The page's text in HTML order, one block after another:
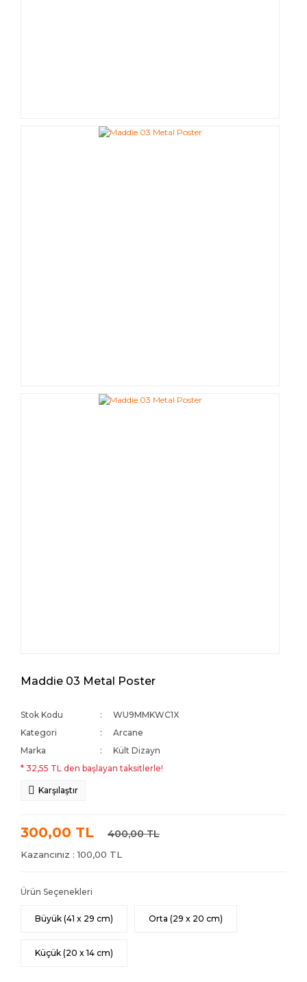
Maddie 03 Metal Poster
Stok Kodu
WU9MMKWC1X
Kategori
Arcane
Marka
Kült Dizayn
* 32,55 TL den başlayan taksitlerle!
Karşılaştır
300,00 TL 400,00 TL
Kazancınız : 100,00 TL
Ürün Seçenekleri
Büyük (41 x 29 cm) Orta (29 x 20 cm)
Küçük (20 x 14 cm)